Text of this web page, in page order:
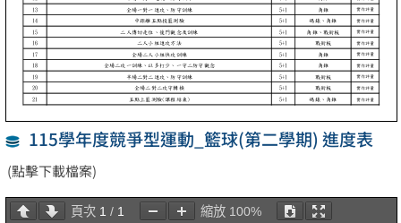
115學年度競爭型運動_籃球(第二學期) 進度表
(點擊下載檔案)
頁次 1 / 1 縮放 100%